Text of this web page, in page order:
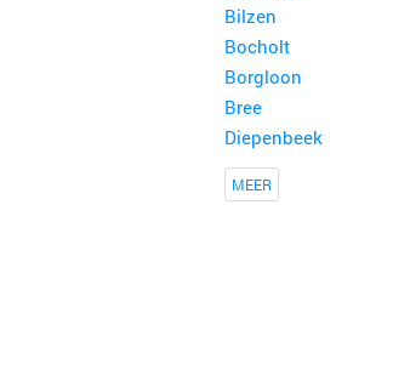
Bilzen
Bocholt
Borgloon
Bree
Diepenbeek
MEER